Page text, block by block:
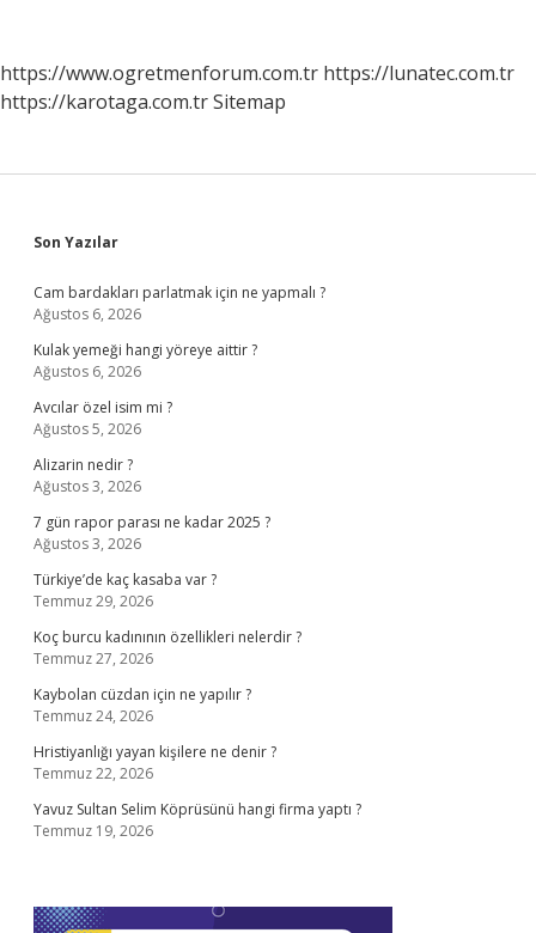
https://www.ogretmenforum.com.tr https://lunatec.com.tr
https://karotaga.com.trSitemap
Sidebar
Son Yazılar
Cam bardakları parlatmak için ne yapmalı ?
Ağustos 6, 2026
Kulak yemeği hangi yöreye aittir ?
Ağustos 6, 2026
Avcılar özel isim mi ?
Ağustos 5, 2026
Alizarin nedir ?
Ağustos 3, 2026
7 gün rapor parası ne kadar 2025 ?
Ağustos 3, 2026
Türkiye’de kaç kasaba var ?
Temmuz 29, 2026
Koç burcu kadınının özellikleri nelerdir ?
Temmuz 27, 2026
Kaybolan cüzdan için ne yapılır ?
Temmuz 24, 2026
Hristiyanlığı yayan kişilere ne denir ?
Temmuz 22, 2026
Yavuz Sultan Selim Köprüsünü hangi firma yaptı ?
Temmuz 19, 2026